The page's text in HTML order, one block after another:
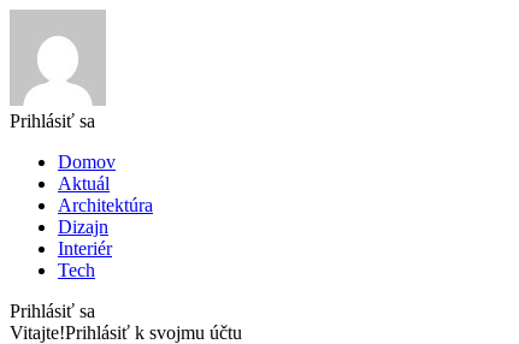
Prihlásiť sa
Domov
Aktuál
Architektúra
Dizajn
Interiér
Tech
Prihlásiť sa
Vitajte!Prihlásiť k svojmu účtu